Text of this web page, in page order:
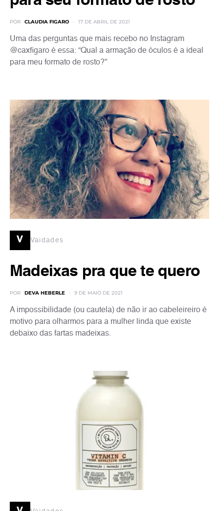
POR CLAUDIA FIGARO 17 DE ABRIL DE 2021
Uma das perguntas que mais recebo no Instagram
@caxfigaro é essa: “Qual a armação de óculos é a ideal
para meu formato de rosto?”
v Vaidades
Madeixas pra que te quero
POR DEVA HEBERLE 9 DE MAIO DE 2021
A impossibilidade (ou cautela) de não ir ao cabeleireiro é
motivo para olharmos para a mulher linda que existe
debaixo das fartas madeixas.